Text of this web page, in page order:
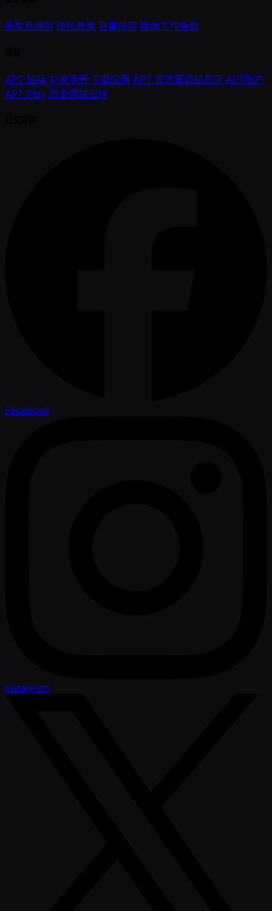
条款及细则 隐私政策 赛事规则 媒体工作指南
APT 链接 扑克手册 下载应用 APT 官方周边商品店 APT账户
APT Play 历史网站归档
Facebook
Instagram